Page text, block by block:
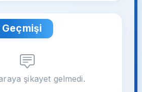
şikayet gelmedi.